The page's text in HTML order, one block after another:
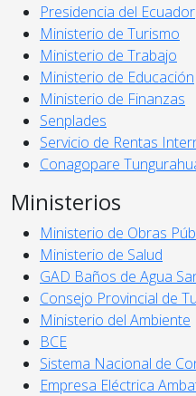
Presidencia del Ecuador
Ministerio de Turismo
Ministerio de Trabajo
Ministerio de Educación
Ministerio de Finanzas
Senplades
Servicio de Rentas
Conagopare
Ministerios
Ministerio de Obras
Ministerio de Salud
GAD Baños de Agua
Consejo Provincial de
Ministerio del Ambiente
BCE
Sistema Nacional de
Empresa Eléctrica